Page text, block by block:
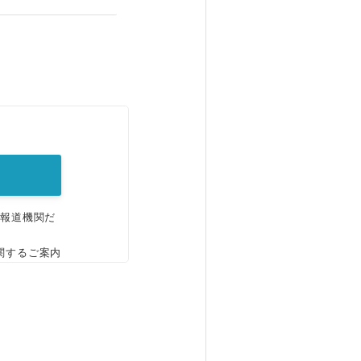
道機関だ
するご案内